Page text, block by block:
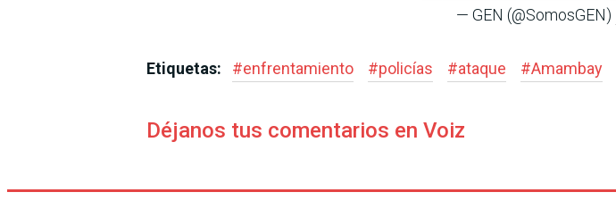
— GEN (@SomosGEN)
Etiquetas: #enfrentamiento #policías #ataque #Amambay
Déjanos tus comentarios en Voiz